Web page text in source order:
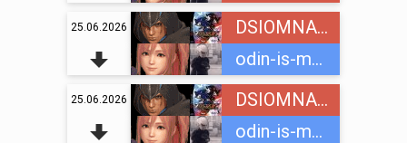
25.06.2026
DSIOMNAINC
odin-is-mnogih
25.06.2026
DSIOMNAINC
odin-is-mnogih